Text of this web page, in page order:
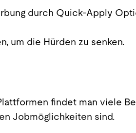
durch Quick-Apply
um die Hürden zu senken.
findet man viele
Jobmöglichkeiten sind.